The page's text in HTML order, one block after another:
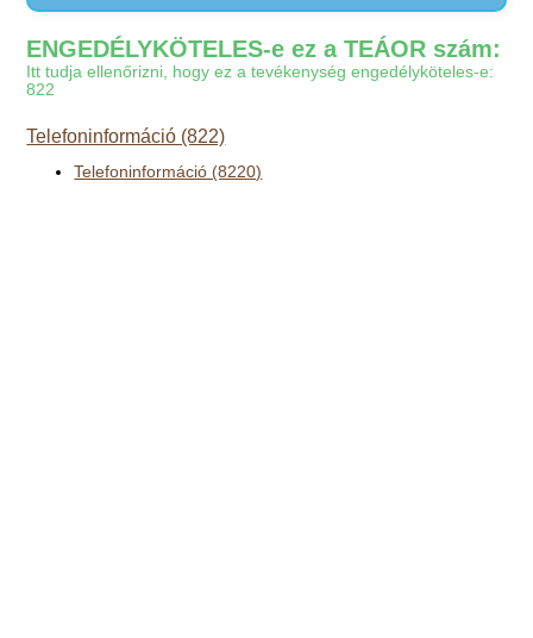
ENGEDÉLYKÖTELES-e ez a TEÁOR szám:
Itt tudja ellenőrizni, hogy ez a tevékenység engedélyköteles-e:
822
Telefoninformáció (822)
Telefoninformáció (8220)